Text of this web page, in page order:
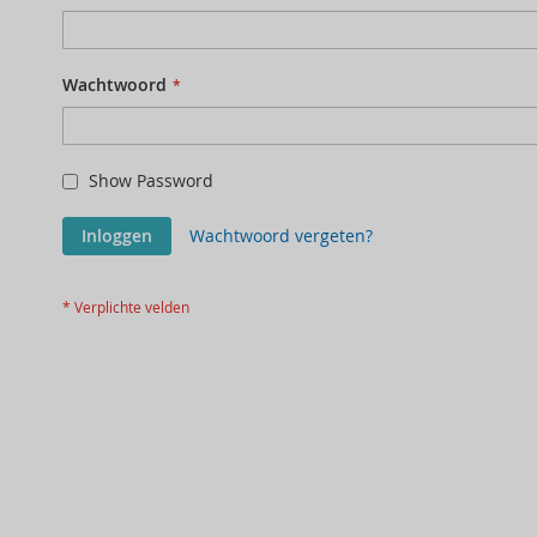
Wachtwoord
Show Password
Inloggen Wachtwoord vergeten?